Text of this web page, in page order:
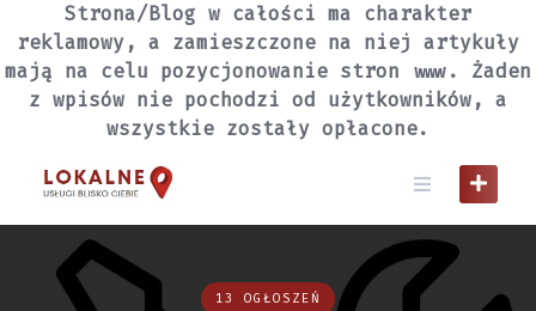
Strona/Blog w całości ma charakter
reklamowy, a zamieszczone na niej artykuły
mają na celu pozycjonowanie stron www. Żaden
z wpisów nie pochodzi od użytkowników, a
wszystkie zostały opłacone.
to
content
13 OGŁOSZEŃ